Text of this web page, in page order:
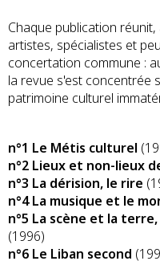
Chaque publication
artistes, spécialistes et
concertation commune :
la revue s'est concentrée
patrimoine culturel
n°1 Le Métis culturel
n°2 Lieux et non-lieux
n°3 La dérision, le rire
n°4 La musique et le
n°5 La scène et la
(1996)
n°6 Le Liban second